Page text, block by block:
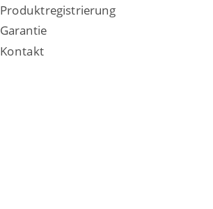
Produktregistrierung
Garantie
Kontakt